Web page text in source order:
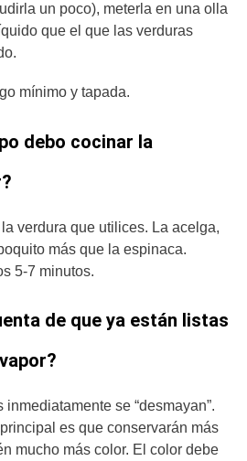
un poco), meterla en una olla
que el que las verduras
mínimo y tapada.
debo cocinar la
verdura que utilices. La acelga,
más que la espinaca.
5-7 minutos.
de que ya están listas
se “desmayan”.
es que conservarán más
mucho más color. El color debe